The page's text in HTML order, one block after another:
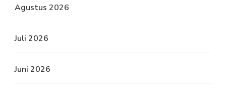
Agustus 2026
Juli 2026
Juni 2026